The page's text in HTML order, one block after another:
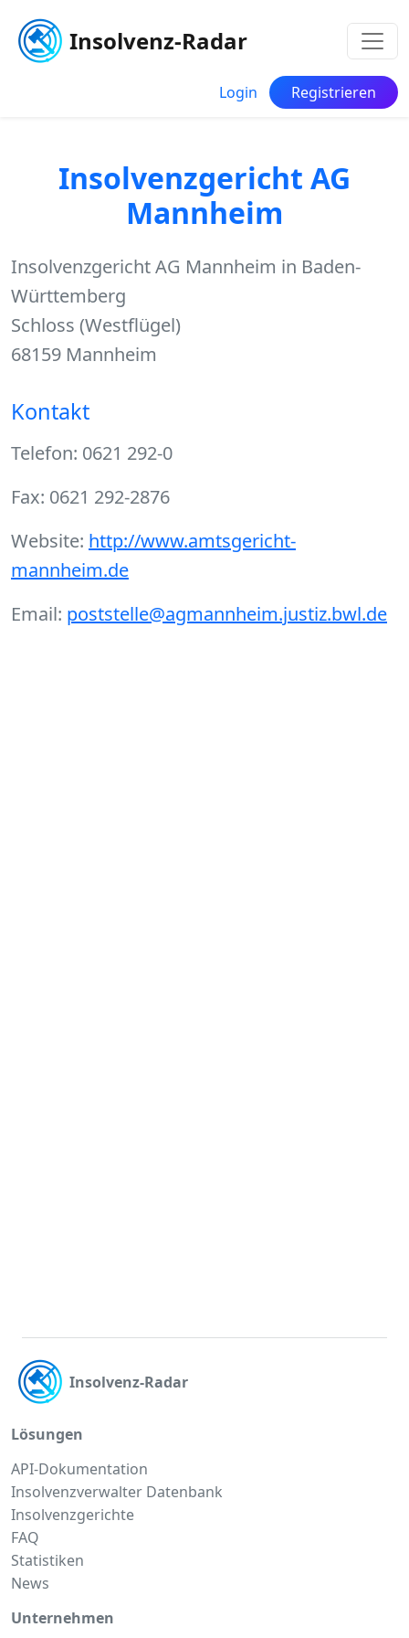
Insolvenz-Radar
Login Registrieren
Insolvenzgericht AG
Mannheim
Insolvenzgericht AG Mannheim in Baden-
Württemberg
Schloss (Westflügel)
68159 Mannheim
Kontakt
Telefon: 0621 292-0
Fax: 0621 292-2876
Website: http://www.amtsgericht-
mannheim.de
Email: poststelle@agmannheim.justiz.bwl.de
Insolvenz-Radar
Lösungen
API-Dokumentation
Insolvenzverwalter Datenbank
Insolvenzgerichte
FAQ
Statistiken
News
Unternehmen